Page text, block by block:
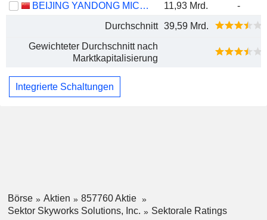
BEIJING YANDONG MICROELECTRONIC CO., LTD.
11,93 Mrd.
-
Durchschnitt 39,59 Mrd.
Gewichteter Durchschnitt nach
Marktkapitalisierung
Integrierte Schaltungen
Börse Aktien
857760 Aktie
Sektor Skyworks Solutions, Inc.
Sektorale Ratings